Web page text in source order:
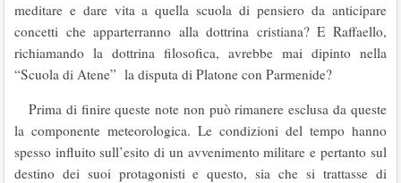
meditare e dare vita a quella scuola di pensiero da anticipare
concetti che apparterranno alla dottrina cristiana? E Raffaello,
richiamando la dottrina filosofica, avrebbe mai dipinto nella
“Scuola di Atene” la disputa di Platone con Parmenide?
Prima di finire queste note non può rimanere esclusa da queste
la componente meteorologica. Le condizioni del tempo hanno
spesso influito sull’esito di un avvenimento militare e pertanto sul
destino dei suoi protagonisti e questo, sia che si trattasse di